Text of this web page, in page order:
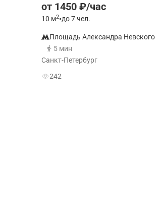
от 1450 ₽/час
10 м2•до 7 чел.
Площадь Александра Невского
5 мин
Санкт-Петербург
242